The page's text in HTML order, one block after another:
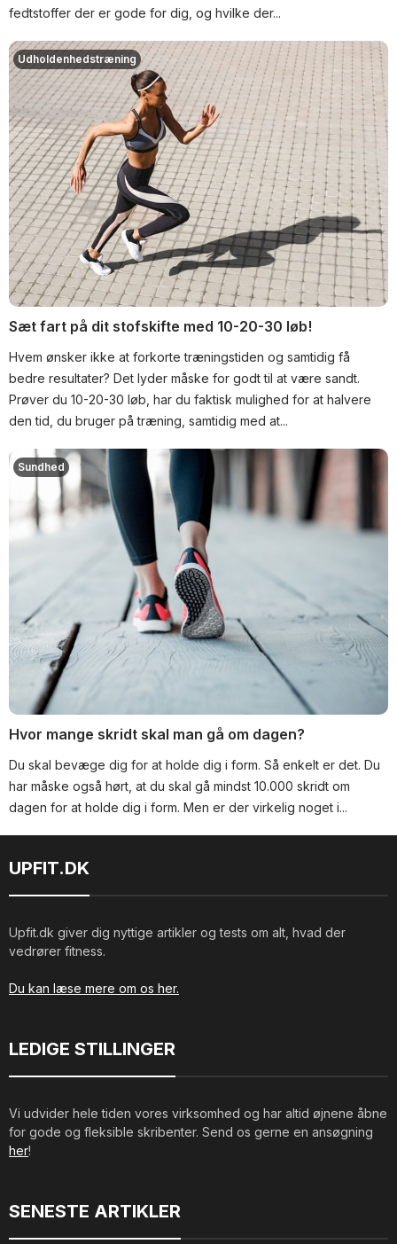
fedtstoffer der er gode for dig, og hvilke der...
Sæt fart på dit stofskifte med 10-20-30 løb!
Hvem ønsker ikke at forkorte træningstiden og samtidig få
bedre resultater? Det lyder måske for godt til at være sandt.
Prøver du 10-20-30 løb, har du faktisk mulighed for at halvere
den tid, du bruger på træning, samtidig med at...
Udholdenhedstræning
Hvor mange skridt skal man gå om dagen?
Du skal bevæge dig for at holde dig i form. Så enkelt er det. Du
har måske også hørt, at du skal gå mindst 10.000 skridt om
dagen for at holde dig i form. Men er der virkelig noget i...
Sundhed
UPFIT.DK
Upfit.dk giver dig nyttige artikler og tests om alt, hvad der
vedrører fitness.
Du kan læse mere om os her.
LEDIGE STILLINGER
Vi udvider hele tiden vores virksomhed og har altid øjnene åbne
for gode og fleksible skribenter. Send os gerne en ansøgning
her!
SENESTE ARTIKLER